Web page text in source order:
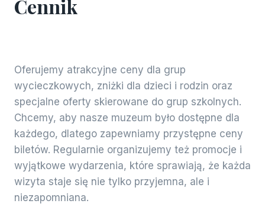
Cennik
Oferujemy atrakcyjne ceny dla grup
wycieczkowych, zniżki dla dzieci i rodzin oraz
specjalne oferty skierowane do grup szkolnych.
Chcemy, aby nasze muzeum było dostępne dla
każdego, dlatego zapewniamy przystępne ceny
biletów. Regularnie organizujemy też promocje i
wyjątkowe wydarzenia, które sprawiają, że każda
wizyta staje się nie tylko przyjemna, ale i
niezapomniana.